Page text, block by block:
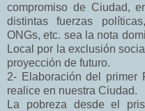
compromiso de Ciudad,
distintas fuerzas
ONGs, etc. sea la nota
Local por la exclusión
proyección de futuro.
2- Elaboración del primer
realice en nuestra Ciudad.
La pobreza desde el